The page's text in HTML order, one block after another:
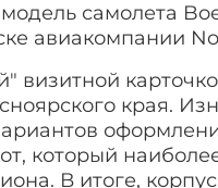
самолета
авиакомпании
визитной
края.
который
В итоге,